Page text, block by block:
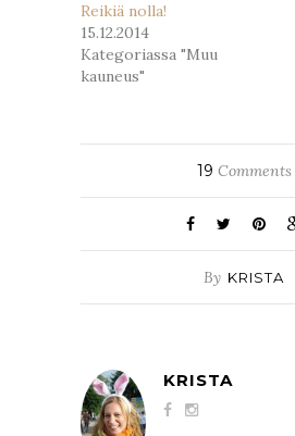
Reikiä nolla!
15.12.2014
Kategoriassa "Muu
kauneus"
19 Comments
By KRISTA
KRISTA